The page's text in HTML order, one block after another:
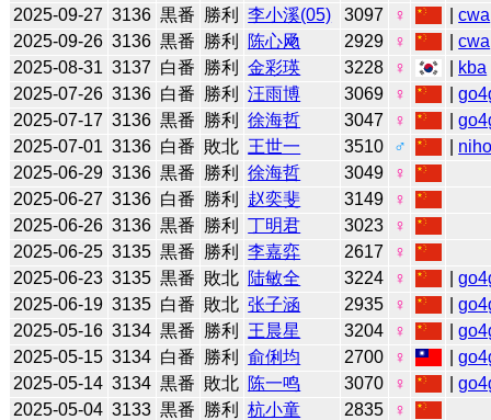
2025-09-27 3136 黒番 勝利 李小溪(05) 3097 ♀ |cwa
2025-09-26 3136 黒番 勝利 陈心飏 2929 ♀ |cwa
2025-08-31 3137 白番 勝利 金彩瑛 3228 ♀ kba
2025-07-26 3136 白番 勝利 汪雨博 3069 ♀ |
2025-07-17 3136 黒番 勝利 徐海哲 3047 ♀ |
2025-07-01 3136 白番 敗北 王世一 3510 ♂
2025-06-29 3136 黒番 勝利 徐海哲 3049
♀
2025-06-27 3136 白番 勝利 赵奕斐 3149
♀
2025-06-26 3136 黒番 勝利 丁明君 3023
♀
2025-06-25 3135 黒番 勝利 李嘉弈 2617
♀
2025-06-23 3135 黒番 敗北 陆敏全 3224 ♀ |
2025-06-19 3135 白番 敗北 张子涵 2935 ♀ |
2025-05-16 3134 黒番 勝利 王晨星 3204 ♀ |
2025-05-15 3134 白番 勝利 俞俐均 2700 ♀ |
2025-05-14 3134 黒番 敗北 陈一鸣 3070 ♀ |
2025-05-04 3133 黒番 勝利 杭小童 2835
♀